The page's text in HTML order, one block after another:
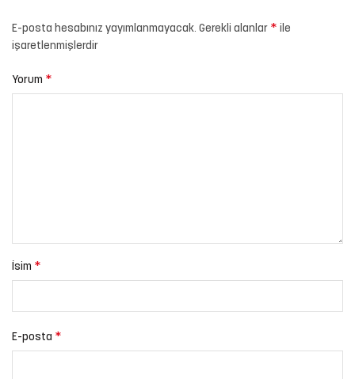
E-posta hesabınız yayımlanmayacak. Gerekli alanlar * ile
işaretlenmişlerdir
Yorum *
İsim *
E-posta *